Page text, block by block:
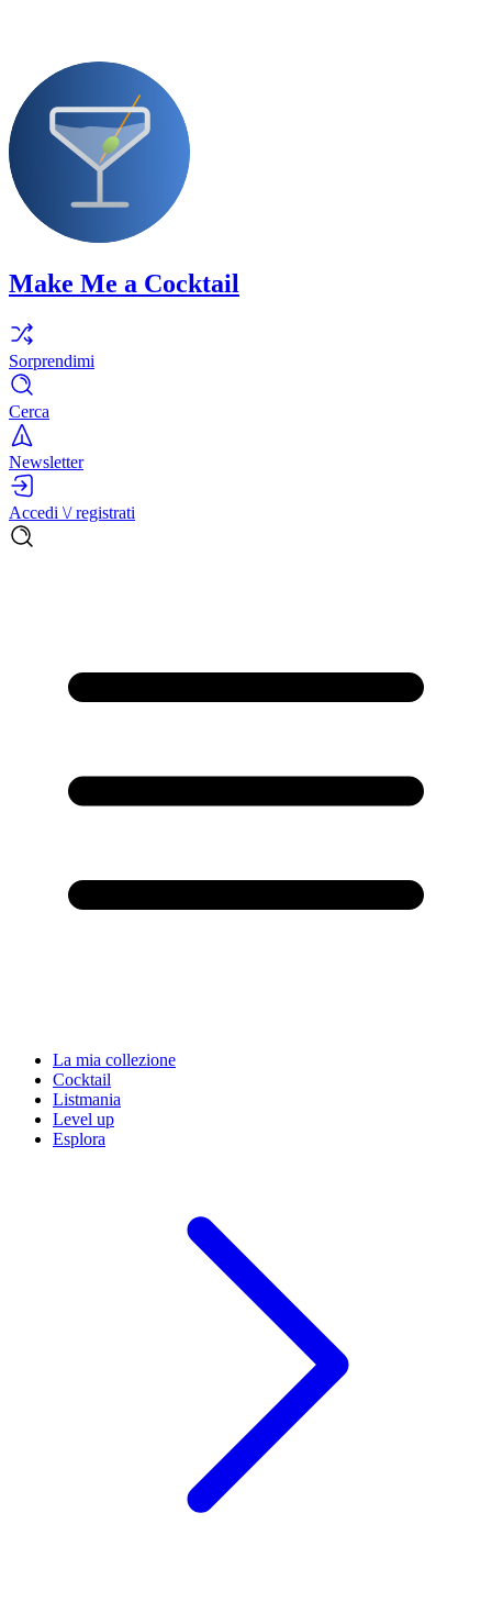
Make Me a Cocktail
Sorprendimi
Cerca
Newsletter
Accedi \/ registrati
La mia collezione
Cocktail
Listmania
Level up
Esplora